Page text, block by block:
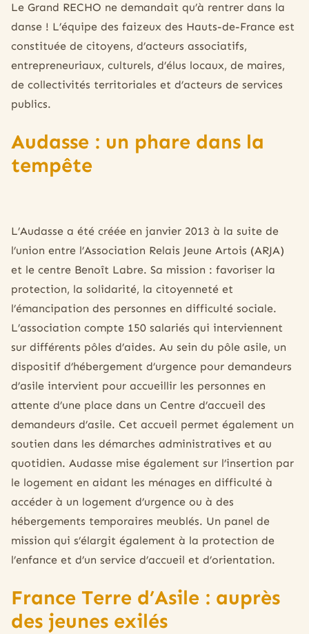
Le Grand RECHO ne demandait qu’à rentrer dans la
danse ! L’équipe des faizeux des Hauts-de-France est
constituée de citoyens, d’acteurs associatifs,
entrepreneuriaux, culturels, d’élus locaux, de maires,
de collectivités territoriales et d’acteurs de services
publics.
Audasse : un phare dans la
tempête
L’Audasse a été créée en janvier 2013 à la suite de
l’union entre l’Association Relais Jeune Artois (ARJA)
et le centre Benoît Labre. Sa mission : favoriser la
protection, la solidarité, la citoyenneté et
l’émancipation des personnes en difficulté sociale.
L’association compte 150 salariés qui interviennent
sur différents pôles d’aides. Au sein du pôle asile, un
dispositif d’hébergement d’urgence pour demandeurs
d’asile intervient pour accueillir les personnes en
attente d’une place dans un Centre d’accueil des
demandeurs d’asile. Cet accueil permet également un
soutien dans les démarches administratives et au
quotidien. Audasse mise également sur l’insertion par
le logement en aidant les ménages en difficulté à
accéder à un logement d’urgence ou à des
hébergements temporaires meublés. Un panel de
mission qui s’élargit également à la protection de
l’enfance et d’un service d’accueil et d’orientation.
France Terre d’Asile : auprès
des jeunes exilés